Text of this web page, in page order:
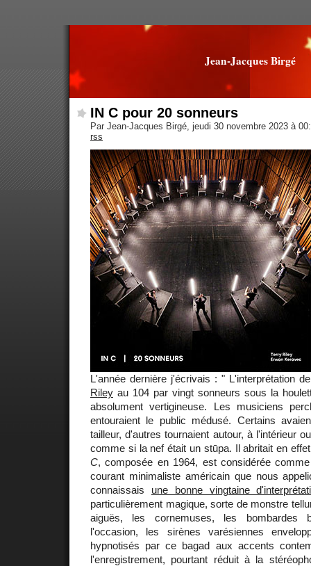
Jean-Jacques Birgé
IN C pour 20 sonneurs
Par Jean-Jacques Birgé, jeudi 30 novembre 2023 à
rss
L'année dernière j'écrivais : " L'interprétation
Riley au 104 par vingt sonneurs sous la
absolument vertigineuse. Les musiciens
entouraient le public médusé. Certains
tailleur, d'autres tournaient autour, à l'intérieur
comme si la nef était un stūpa. Il abritait en
C, composée en 1964, est considérée
courant minimaliste américain que nous
connaissais une bonne vingtaine
particulièrement magique, sorte de monstre
aiguës, les cornemuses, les bombardes
l'occasion, les sirènes varésiennes
hypnotisés par ce bagad aux accents
l'enregistrement, pourtant réduit à la